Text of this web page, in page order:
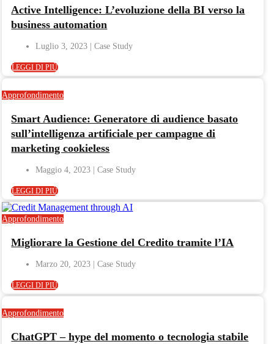
Active Intelligence: L’evoluzione della BI verso la
business automation
Luglio 3, 2023
LEGGI DI PIÙ
Approfondimento
Smart Audience: Generatore di audience basato
sull’intelligenza artificiale per campagne di
marketing cookieless
Maggio 4, 2023
LEGGI DI PIÙ
Approfondimento
Migliorare la Gestione del Credito tramite l’IA
Marzo 20, 2023
LEGGI DI PIÙ
Approfondimento
ChatGPT – hype del momento o tecnologia stabile